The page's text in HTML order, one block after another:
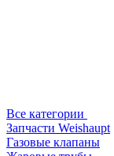
Все категории
Запчасти Weishaupt
Газовые клапаны